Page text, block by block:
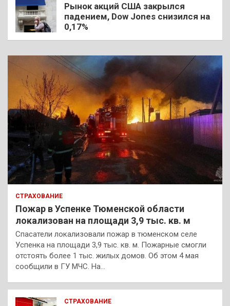
Рынок акций США закрылся
падением, Dow Jones снизился на
0,17%
СТРАХОВАНИЕ
Пожар в Успенке Тюменской области
локализован на площади 3,9 тыс. кв. м
Спасатели локализовали пожар в тюменском селе
Успенка на площади 3,9 тыс. кв. м. Пожарные смогли
отстоять более 1 тыс. жилых домов. Об этом 4 мая
сообщили в ГУ МЧС. На…
СТРАХОВАНИЕ